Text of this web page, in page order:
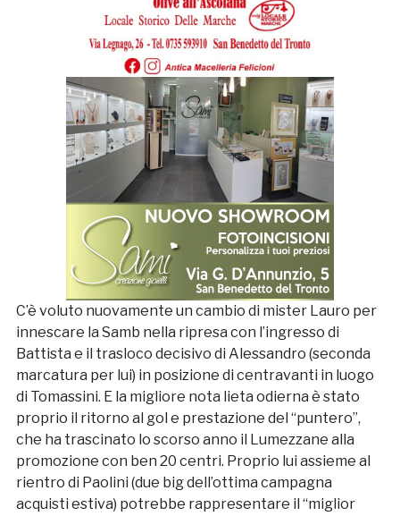
C’è voluto nuovamente un cambio di mister Lauro per
innescare la Samb nella ripresa con l’ingresso di
Battista e il trasloco decisivo di Alessandro (seconda
marcatura per lui) in posizione di centravanti in luogo
di Tomassini. E la migliore nota lieta odierna è stato
proprio il ritorno al gol e prestazione del “puntero”,
che ha trascinato lo scorso anno il Lumezzane alla
promozione con ben 20 centri. Proprio lui assieme al
rientro di Paolini (due big dell’ottima campagna
acquisti estiva) potrebbe rappresentare il “miglior